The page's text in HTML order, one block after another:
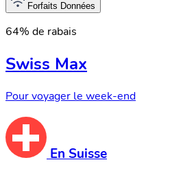
Forfaits Données
64% de rabais
Swiss Max
Pour voyager le week-end
En Suisse